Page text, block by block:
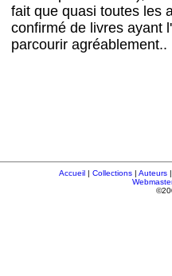
fait que quasi toutes les
confirmé de livres ayant
parcourir agréablement..
Accueil | Collections | Auteurs